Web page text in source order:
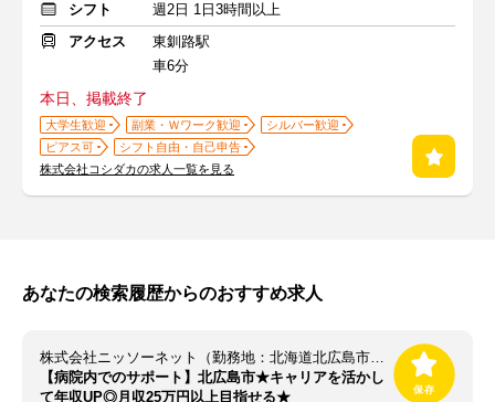
シフト
週2日 1日3時間以上
アクセス
東釧路駅
車6分
本日、掲載終了
大学生歓迎 副業・Ｗワーク歓迎
シルバー歓迎
ピアス可
シフト自由・自己申告
株式会社コシダカの求人一覧を見る
あなたの検索履歴からのおすすめ求人
株式会社ニッソーネット（勤務地：北海道北広島市）/a095i0000043QBpAAM!
【病院内でのサポート】北広島市★キャリアを活かし
て年収UP◎月収25万円以上目指せる★